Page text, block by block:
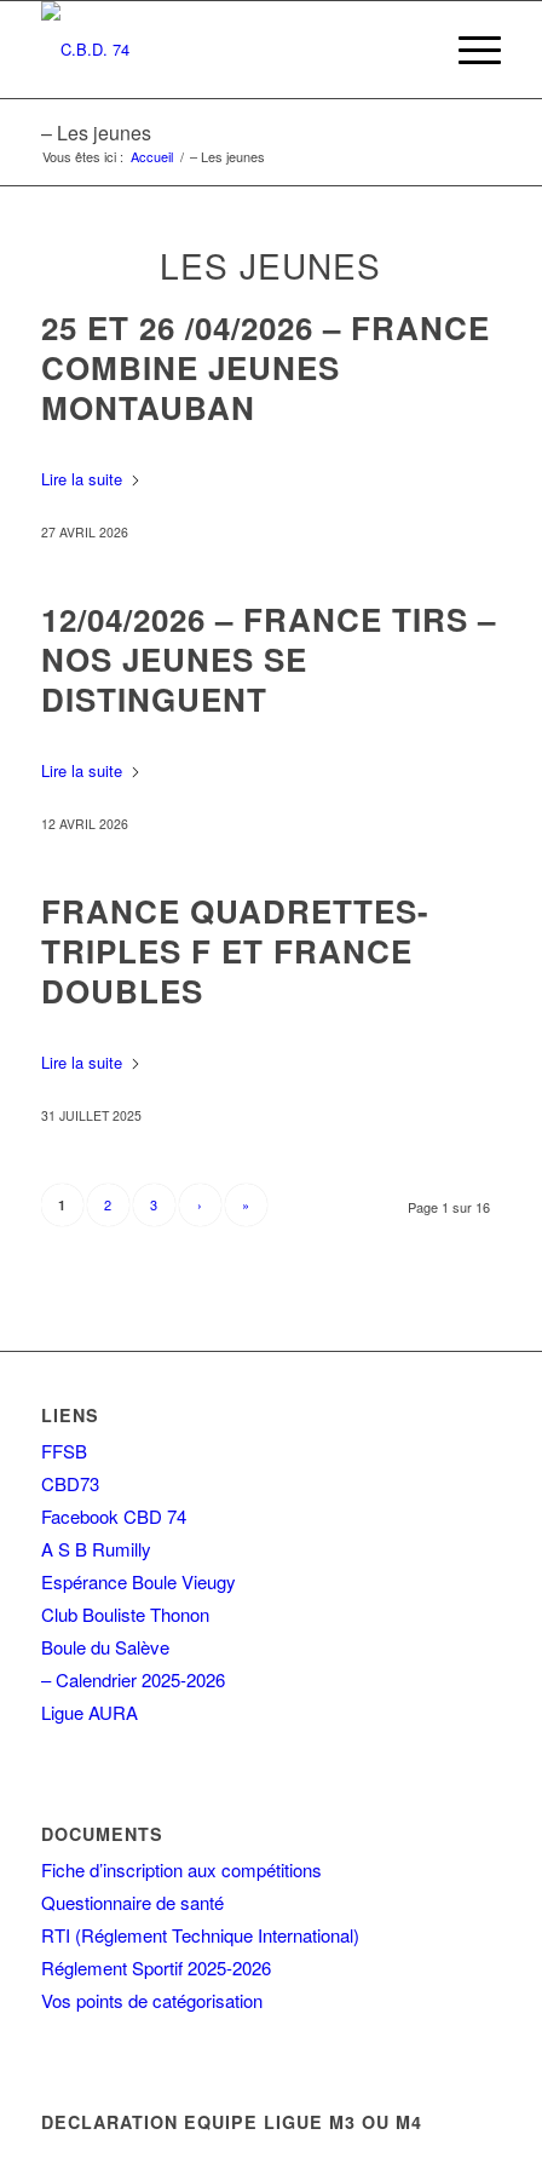
– Les jeunes
Vous êtes ici : Accueil / – Les jeunes
LES JEUNES
25 ET 26 /04/2026 – FRANCE
COMBINE JEUNES
MONTAUBAN
Lire la suite
27 AVRIL 2026
12/04/2026 – FRANCE TIRS –
NOS JEUNES SE
DISTINGUENT
Lire la suite
12 AVRIL 2026
FRANCE QUADRETTES-
TRIPLES F ET FRANCE
DOUBLES
Lire la suite
31 JUILLET 2025
Page 1 sur 16
1 2 3 › »
LIENS
FFSB
CBD73
Facebook CBD 74
A S B Rumilly
Espérance Boule Vieugy
Club Bouliste Thonon
Boule du Salève
– Calendrier 2025-2026
Ligue AURA
DOCUMENTS
Fiche d’inscription aux compétitions
Questionnaire de santé
RTI (Réglement Technique International)
Réglement Sportif 2025-2026
Vos points de catégorisation
DECLARATION EQUIPE LIGUE M3 OU M4